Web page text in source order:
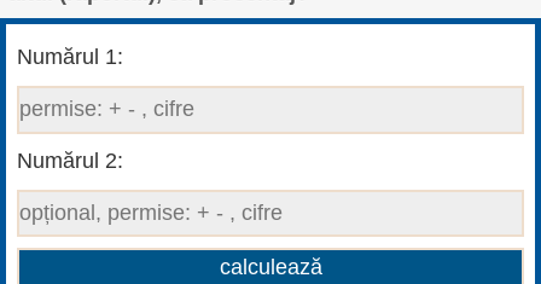
Numărul 1:
Numărul 2: